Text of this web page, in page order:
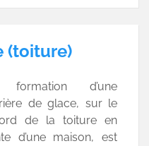
(toiture)
formation d’une
de glace, sur le
de la toiture en
d’une maison, est